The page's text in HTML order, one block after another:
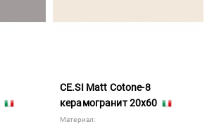
CE.SI Matt Cotone-8
керамогранит 20x60
Материал: